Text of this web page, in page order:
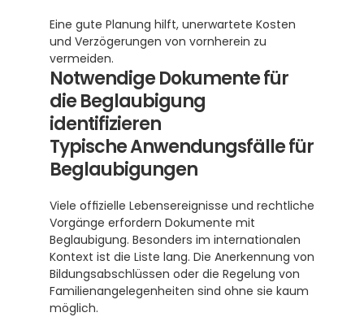
Eine gute Planung hilft, unerwartete Kosten
und Verzögerungen von vornherein zu
vermeiden.
Notwendige Dokumente für
die Beglaubigung
identifizieren
Typische Anwendungsfälle für
Beglaubigungen
Viele offizielle Lebensereignisse und rechtliche
Vorgänge erfordern Dokumente mit
Beglaubigung. Besonders im internationalen
Kontext ist die Liste lang. Die Anerkennung von
Bildungsabschlüssen oder die Regelung von
Familienangelegenheiten sind ohne sie kaum
möglich.